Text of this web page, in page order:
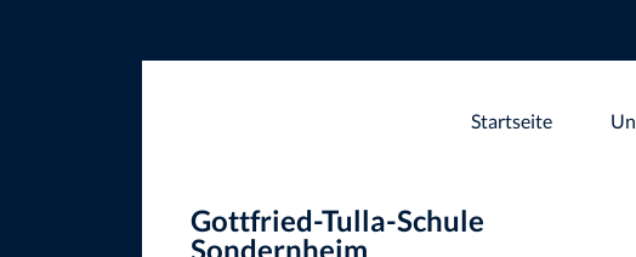
Startseite
Gottfried-Tulla-Schule
Sondernheim